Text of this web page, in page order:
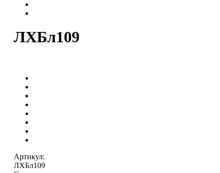
ЛХБл109
Артикул:
ЛХБл109